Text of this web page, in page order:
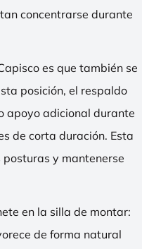
concentrarse durante
es que también se
posición, el respaldo
apoyo adicional durante
de corta duración. Esta
y mantenerse
en la silla de montar:
de forma natural